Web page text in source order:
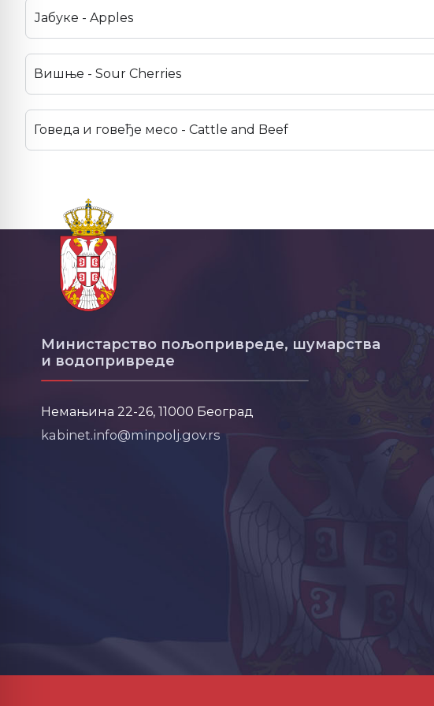
Јабуке - Apples
Вишње - Sour Cherries
Говеда и говеђе месо - Cattle and Beef
Министарство пољопривреде, шумарства
и водопривреде
Немањина 22-26, 11000 Београд
kabinet.info@minpolj.gov.rs